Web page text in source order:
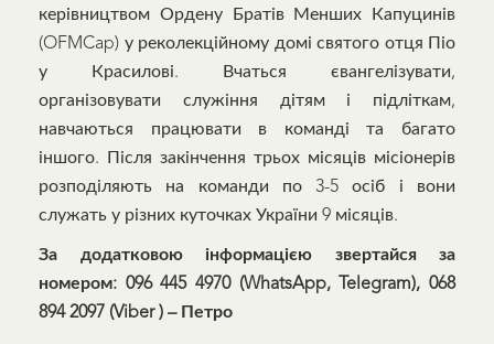
керівництвом Ордену Братів Менших Капуцинів
(OFMCap) у реколекційному домі святого отця Піо
у Красилові. Вчаться євангелізувати,
організовувати служіння дітям і підліткам,
навчаються працювати в команді та багато
іншого. Після закінчення трьох місяців місіонерів
розподіляють на команди по 3-5 осіб і вони
служать у різних куточках України 9 місяців.
За додатковою інформацією звертайся за
номером: 096 445 4970 (WhatsApp, Telegram), 068
894 2097 (Viber ) – Петро